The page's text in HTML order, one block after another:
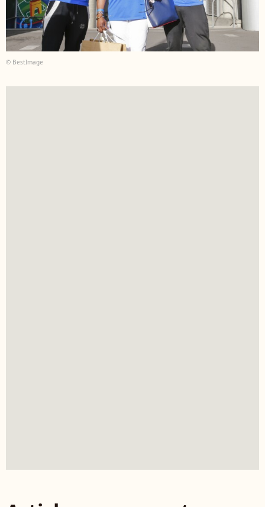
© BestImage